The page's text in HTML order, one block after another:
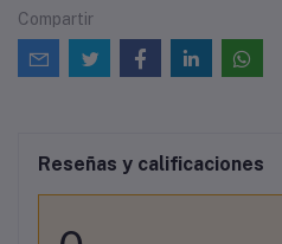
Compartir
Reseñas y calificaciones